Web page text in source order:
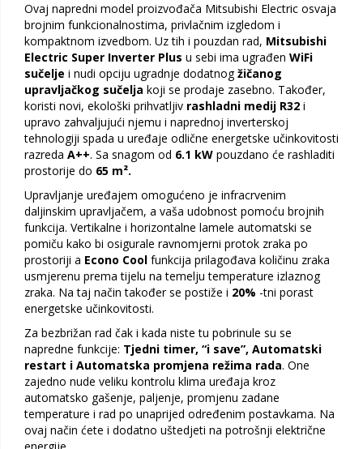
Ovaj napredni model proizvođača Mitsubishi Electric osvaja
brojnim funkcionalnostima, privlačnim izgledom i
kompaktnom izvedbom. Uz tih i pouzdan rad, Mitsubishi
Electric Super Inverter Plus u sebi ima ugrađen WiFi
sučelje i nudi opciju ugradnje dodatnogžičanog
upravljačkog sučelja koji se prodaje zasebno. Također,
koristi novi, ekološki prihvatljiv rashladni medij R32 i
upravo zahvaljujući njemu i naprednoj inverterskoj
tehnologiji spada u uređaje odlične energetske učinkovitosti
razreda A++. Sa snagom od 6.1 kW pouzdano će rashladiti
prostorije do 65 m².
Upravljanje uređajem omogućeno je infracrvenim
daljinskim upravljačem, a vaša udobnost pomoću brojnih
funkcija. Vertikalne i horizontalne lamele automatski se
pomiču kako bi osigurale ravnomjerni protok zraka po
prostoriji a Econo Cool funkcija prilagođava količinu zraka
usmjerenu prema tijelu na temelju temperature izlaznog
zraka. Na taj način također se postiže i 20% -tni porast
energetske učinkovitosti.
Za bezbrižan rad čak i kada niste tu pobrinule su se
napredne funkcije: Tjedni timer, “i save”, Automatski
restart i Automatska promjena režima rada. One
zajedno nude veliku kontrolu klima uređaja kroz
automatsko gašenje, paljenje, promjenu zadane
temperature i rad po unaprijed određenim postavkama. Na
ovaj način ćete i dodatno uštedjeti na potrošnji električne